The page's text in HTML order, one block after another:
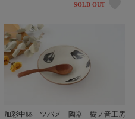
SOLD OUT
加彩中鉢 ツバメ 陶器 樹ノ音工房